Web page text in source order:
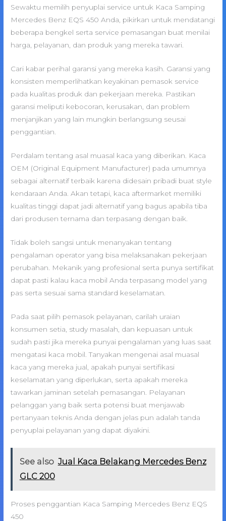
Sewaktu memilih penyuplai service untuk Kaca Samping
Mercedes Benz EQS 450 Anda, pikirkan untuk mendatangi
beberapa bengkel serta service pemasangan buat menilai
harga, pelayanan, dan produk yang mereka tawari.
Cari kabar perihal garansi yang mereka kasih. Garansi yang
konsisten memperlihatkan keyakinan pemasok service
pada kualitas produk dan pekerjaan mereka. Pastikan
garansi meliputi kebocoran, kerusakan, dan problem
menjanjikan yang lain mungkin berlangsung seusai
penggantian.
Perdalam tentang asal muasal kaca yang diberikan. Kaca
OEM (Original Equipment Manufacturer) pada umumnya
sebagai alternatif terbaik karena didesain pribadi buat style
kendaraan Anda. Akan tetapi, kaca aftermarket memiliki
kualitas tinggi dapat jadi alternatif yang bagus apabila tiba
dari produsen ternama dan terpasang dengan baik.
Tidak boleh sangsi untuk menanyakan tentang
pengalaman operator yang bisa melaksanakan pekerjaan
perubahan. Mekanik yang profesional serta punya sertifikat
dapat pasti kalau kaca mobil Anda terpasang model yang
pas serta sesuai sama standard keselamatan.
Pada saat pilih pemasok pelayanan, carilah uraian
konsumen setia, study masalah, dan kepuasan untuk
sudah pasti jika mereka punyai pengalaman yang luas saat
mengatasi kaca mobil. Tanyakan mengenai asal muasal
kaca yang mereka jual, apakah punyai sertifikasi
keselamatan yang diperlukan, serta apakah mereka
tawarkan jaminan setelah pemasangan. Pelayanan
pelanggan yang baik serta potensi buat menjawab
pertanyaan teknis Anda dengan jelas pun adalah tanda
penyuplai pelayanan yang dapat diyakini.
See also Jual Kaca Belakang Mercedes Benz
GLC 200
Proses penggantian Kaca Samping Mercedes Benz EQS
450